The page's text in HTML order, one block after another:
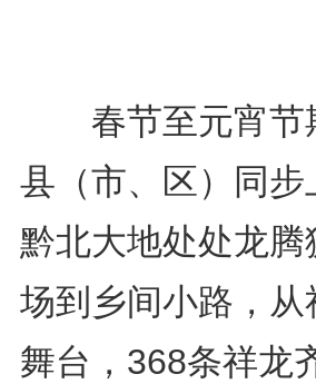
春节至元宵节
县（市、区）同步
黔北大地处处龙
场到乡间小路，
舞台，368条祥龙